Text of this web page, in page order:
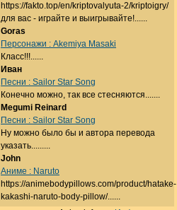
https://fakto.top/en/kriptovalyuta-2/kriptoigry/
для вас - играйте и выигрывайте!......
Goras
Персонажи : Akemiya Masaki
Класс!!!......
Иван
Песни : Sailor Star Song
Конечно можно, так все стесняются.......
Megumi Reinard
Песни : Sailor Star Song
Ну можно было бы и автора перевода
указать.........
John
Аниме : Naruto
https://animebodypillows.com/product/hatake-
kakashi-naruto-body-pillow/......